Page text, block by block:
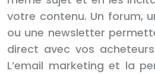
votre contenu. Un forum,
ou une newsletter
direct avec vos
L’email marketing et la